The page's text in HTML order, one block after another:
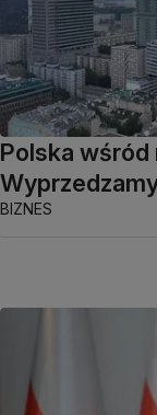
Polska wśród
BIZNES